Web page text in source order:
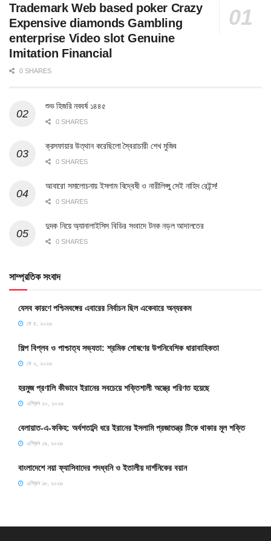
Trademark Web based poker Crazy
Expensive diamonds Gambling
enterprise Video slot Genuine
Imitation Financial
0 SHARES
শুভ হিজরি নববর্ষ ১৪৪৫
0 SHARES
ক্রসফায়ার উত্থান করেছিলো স্বৈরাচারী শেখ মুজিব
0 SHARES
আবারো সমালোচনায় ইসলাম বিদ্বেষী ও নারীলিপ্সু সেই নাহিদ রেইন্স!
0 SHARES
দুদক নিয়ে অ্যানালাইসিস বিডির সংবাদে টনক নড়ল আদালতের
0 SHARES
সাম্প্রতিক সংবাদ
যেসব কারণে পশ্চিমবঙ্গের এবারের নির্বাচন ছিল একেবারে অন্যরকম
মে ৪, ২০২৬
শিল্প বিপ্লব ও পাশ্চাত্য সভ্যতা: শ্রমিক শোষণের উপনিবেশিক ধারাবাহিকতা
মে ২, ২০২৬
হরমুজ প্রণালি কীভাবে ইরানের সবচেয়ে শক্তিশালী অস্ত্রে পরিণত হয়েছে
এপ্রিল ২০, ২০২৬
বেলায়াত-এ-ফকিহ: অর্ধশতাব্দি ধরে ইরানের ইসলামি প্রজাতন্ত্র টিকে থাকার মূল শক্তি
এপ্রিল ১৯, ২০২৬
বাংলাদেশে নয়া ফ্যাসিবাদের পদধ্বনি ও ইতালীয় দার্শনিকের বয়ান
এপ্রিল ১৮, ২০২৬